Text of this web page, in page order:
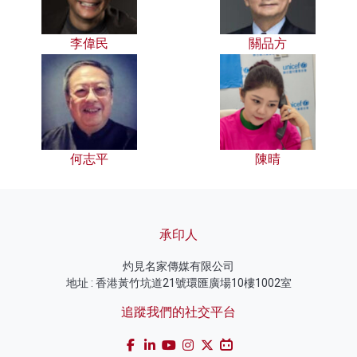
李偉民 關品方
何志平 陳晴
承印人
灼見名家傳媒有限公司
地址 : 香港黃竹坑道21號環匯廣場10樓1002室
追蹤我們的社交平台